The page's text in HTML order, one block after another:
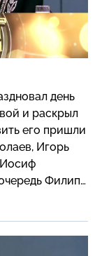
день
и раскрыл
его пришли
Игорь
Иосиф
Филипп
жену,
одежда.